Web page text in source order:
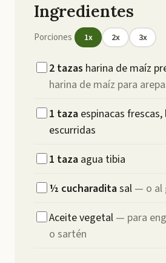
Ingredientes
Porciones 1x 2x 3x
2 tazas harina de maíz
harina de maíz para
1 taza espinacas frescas,
escurridas
1 taza agua tibia
½ cucharaditasal — o al
Aceite vegetal — para
o sartén